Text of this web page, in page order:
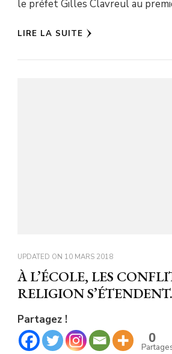
le préfet Gilles Clavreul au
LIRE LA SUITE
UPDATED ON 10 MARS 2018
À L’ÉCOLE, LES
RELIGION S’ÉTENDENT.
Partagez !
0